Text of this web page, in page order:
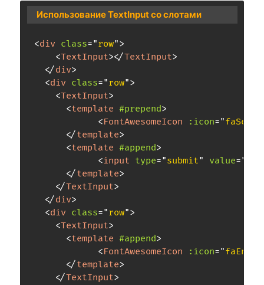
Использование TextInput со слотами
<div class="row">
<TextInput></TextInput>
</div>
<div class="row">
<TextInput>
<template #prepend>
<FontAwesomeIcon :icon="
</template>
<template #append>
<input type="submit" value="
</template>
</TextInput>
</div>
<div class="row">
<TextInput>
<template #append>
<FontAwesomeIcon :icon="
</template>
</TextInput>